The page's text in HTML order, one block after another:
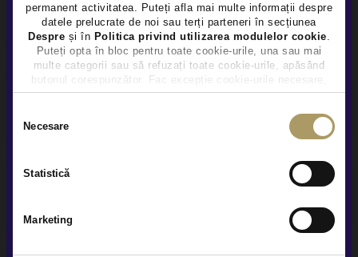
permanent activitatea. Puteți afla mai multe informații despre
datele prelucrate de noi sau terți parteneri în secțiunea
Despre și în Politica privind utilizarea modulelor cookie
Puteți opta în bloc pentru toate cookie-urile, una sau mai
multe categorii sau să refuzați toate cookie-urile, apăsând
butonul corespunzător. Fac excepție cookie-urile necesare,
care sunt activate automat, conform legislației în vigoare.
Necesare
Statistică
Marketing
Finantare flexibila